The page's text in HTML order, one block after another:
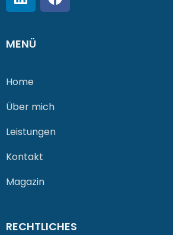
MENÜ
Home
Über mich
Leistungen
Kontakt
Magazin
RECHTLICHES